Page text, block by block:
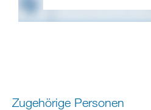
Zugehörige Personen